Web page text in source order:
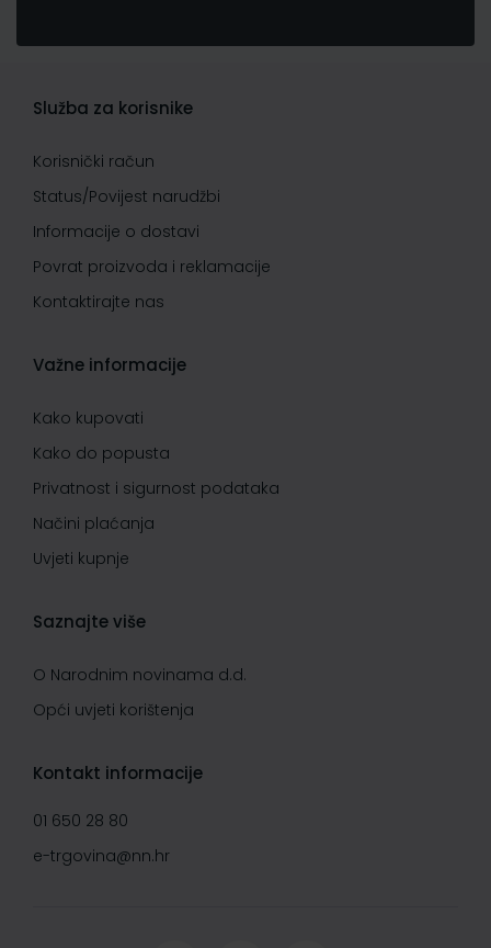
Služba za korisnike
Korisnički račun
Status/Povijest narudžbi
Informacije o dostavi
Povrat proizvoda i reklamacije
Kontaktirajte nas
Važne informacije
Kako kupovati
Kako do popusta
Privatnost i sigurnost podataka
Načini plaćanja
Uvjeti kupnje
Saznajte više
O Narodnim novinama d.d.
Opći uvjeti korištenja
Kontakt informacije
01 650 28 80
e-trgovina@nn.hr